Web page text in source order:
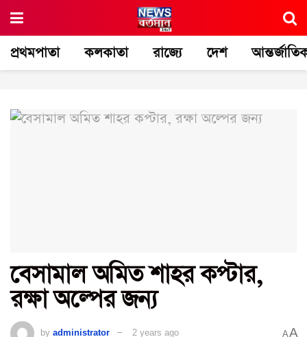
প্রথমপাতা কলকাতা রাজ্যে দেশ
বেসামাল অমিত শাহর কপ্টার,
রক্ষা অল্পের জন্য
by administrator 2 years ago AA